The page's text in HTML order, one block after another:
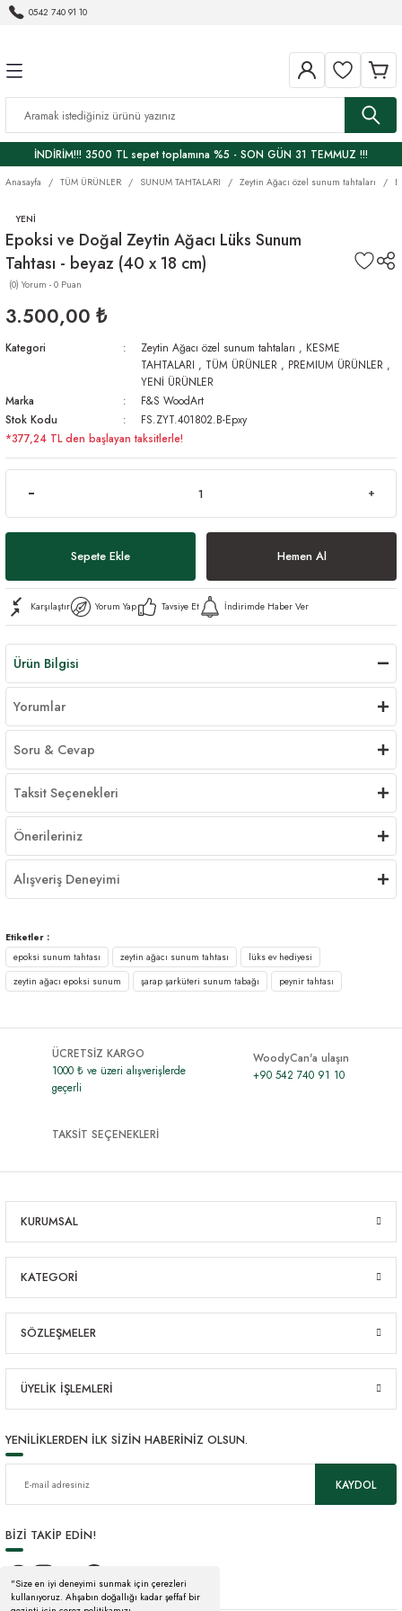
"Size en iyi deneyimi sunmak için çerezleri
kullanıyoruz. Ahşabın doğallığı kadar şeffaf bir
0542 740 91 10
KESME TAHTALARI
SET
SUNUM TAHTALARI
EV VE DEKORASYON
Kase
TEPSİ
MUTFAK ÜRÜNLERİ
KENDİN YAP HOBİ
EPOKSİ
AHŞAP BAKIM
HEMEL
GURME LEZZETLER
Çeşnili Zeytinyağlar
Fermente Sirkeler
ÖREN ZEYTİNYAĞI
İNDİRİM!!! 3500 TL sepet toplamına %5 - SON GÜN 31 TEMMUZ !!!
Anasayfa TÜM ÜRÜNLER SUNUM TAHTALARI Zeytin Ağacı özel sunum tahtaları
YENİ
Epoksi ve Doğal Zeytin Ağacı Lüks Sunum
Tahtası - beyaz (40 x 18 cm)
(0) Yorum - 0 Puan
3.500,00 ₺
Kategori Zeytin Ağacı özel sunum tahtaları , KESME
TAHTALARI , TÜM ÜRÜNLER , PREMIUM ÜRÜNLER ,
YENİ ÜRÜNLER
Marka
F&S WoodArt
Stok Kodu
FS.ZYT.401802.B-Epxy
*377,24 TL den başlayan taksitlerle!
Sepete Ekle Hemen Al
Karşılaştır Yorum Yap Tavsiye Et İndirimde Haber Ver
Ürün Bilgisi
Yorumlar
Soru & Cevap
Taksit Seçenekleri
Önerileriniz
Alışveriş Deneyimi
Etiketler :
epoksi sunum tahtası
zeytin ağacı sunum tahtası
lüks ev hediyesi
zeytin ağacı epoksi sunum
şarap şarküteri sunum tabağı peynir tahtası
ÜCRETSİZ KARGO
1000 ₺ ve üzeri alışverişlerde
geçerli
WoodyCan'a ulaşın
+90 542 740 91 10
TAKSİT SEÇENEKLERİ
KURUMSAL
KATEGORİ
SÖZLEŞMELER
ÜYELİK İŞLEMLERİ
YENİLİKLERDEN İLK SİZİN HABERİNİZ OLSUN.
KAYDOL
BİZİ TAKİP EDİN!